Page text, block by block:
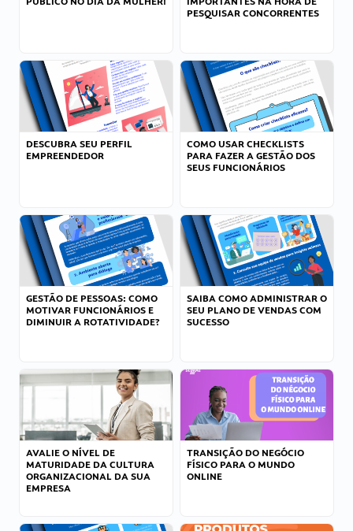
PESQUISAR CONCORRENTES
DESCUBRA SEU PERFIL
EMPREENDEDOR
COMO USAR CHECKLISTS
PARA FAZER A GESTÃO DOS
SEUS FUNCIONÁRIOS
GESTÃO DE PESSOAS: COMO
MOTIVAR FUNCIONÁRIOS E
DIMINUIR A ROTATIVIDADE?
SAIBA COMO ADMINISTRAR O
SEU PLANO DE VENDAS COM
SUCESSO
AVALIE O NÍVEL DE
MATURIDADE DA CULTURA
ORGANIZACIONAL DA SUA
EMPRESA
TRANSIÇÃO DO NEGÓCIO
FÍSICO PARA O MUNDO
ONLINE